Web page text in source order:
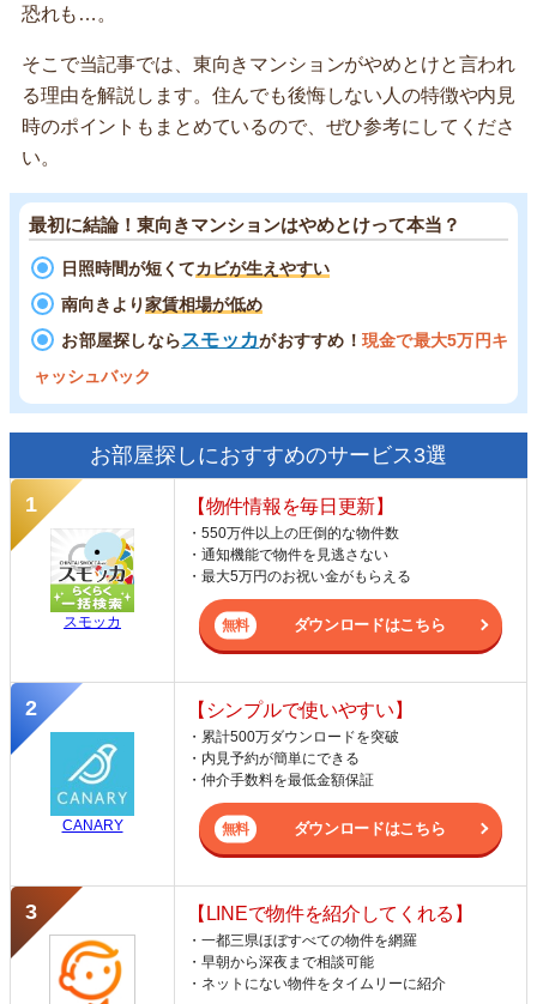
恐れも…。
そこで当記事では、東向きマンションがやめとけと言われ
る理由を解説します。住んでも後悔しない人の特徴や内見
時のポイントもまとめているので、ぜひ参考にしてくださ
い。
最初に結論！東向きマンションはやめとけって本当？
日照時間が短くてカビが生えやすい
南向きより家賃相場が低め
お部屋探しならスモッカがおすすめ！ 現金で最大5万円キ
ャッシュバック
お部屋探しにおすすめのサービス3選
スモッカ
【物件情報を毎日更新】
・550万件以上の圧倒的な物件数
・通知機能で物件を見逃さない
・最大5万円のお祝い金がもらえる
ダウンロードはこちら
CANARY
【シンプルで使いやすい】
・累計500万ダウンロードを突破
・内見予約が簡単にできる
・仲介手数料を最低金額保証
ダウンロードはこちら
【LINEで物件を紹介してくれる】
・一都三県ほぼすべての物件を網羅
・早朝から深夜まで相談可能
・ネットにない物件をタイムリーに紹介